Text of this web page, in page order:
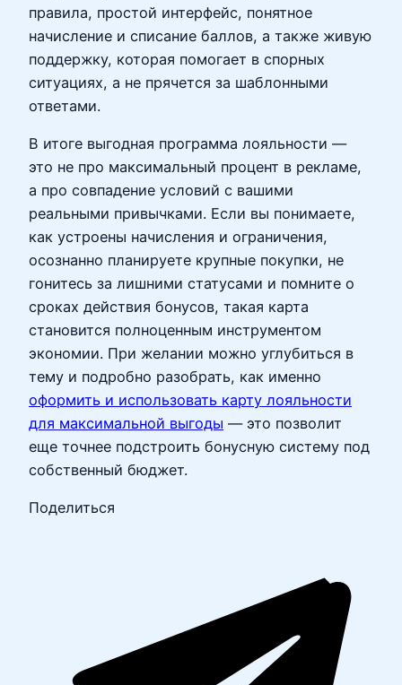
правила, простой интерфейс, понятное
начисление и списание баллов, а также живую
поддержку, которая помогает в спорных
ситуациях, а не прячется за шаблонными
ответами.
В итоге выгодная программа лояльности —
это не про максимальный процент в рекламе,
а про совпадение условий с вашими
реальными привычками. Если вы понимаете,
как устроены начисления и ограничения,
осознанно планируете крупные покупки, не
гонитесь за лишними статусами и помните о
сроках действия бонусов, такая карта
становится полноценным инструментом
экономии. При желании можно углубиться в
тему и подробно разобрать, как именно
оформить и использовать карту лояльности
для максимальной выгоды — это позволит
еще точнее подстроить бонусную систему под
собственный бюджет.
Поделиться